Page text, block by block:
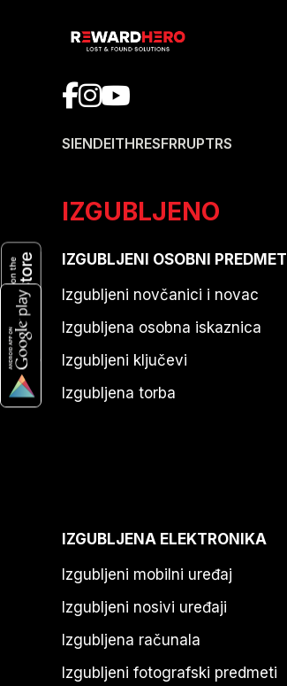
SIENDEITHRESFRRUPTRS
IZGUBLJENO
IZGUBLJENI OSOBNI PREDMETI
Izgubljeni novčanici i novac
Izgubljena osobna iskaznica
Izgubljeni ključevi
Izgubljena torba
IZGUBLJENA ELEKTRONIKA
Izgubljeni mobilni uređaj
Izgubljeni nosivi uređaji
Izgubljena računala
Izgubljeni fotografski predmeti